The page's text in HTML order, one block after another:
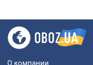
О компании